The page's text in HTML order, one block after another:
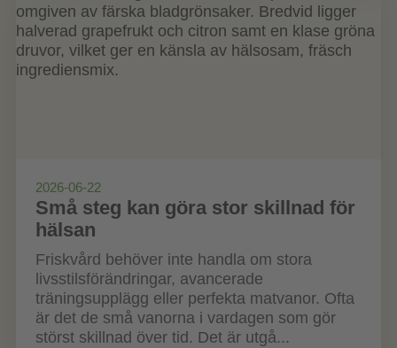
2026-06-22
Små steg kan göra stor skillnad för
hälsan
Friskvård behöver inte handla om stora
livsstilsförändringar, avancerade
träningsupplägg eller perfekta matvanor. Ofta
är det de små vanorna i vardagen som gör
störst skillnad över tid. Det är utgå...